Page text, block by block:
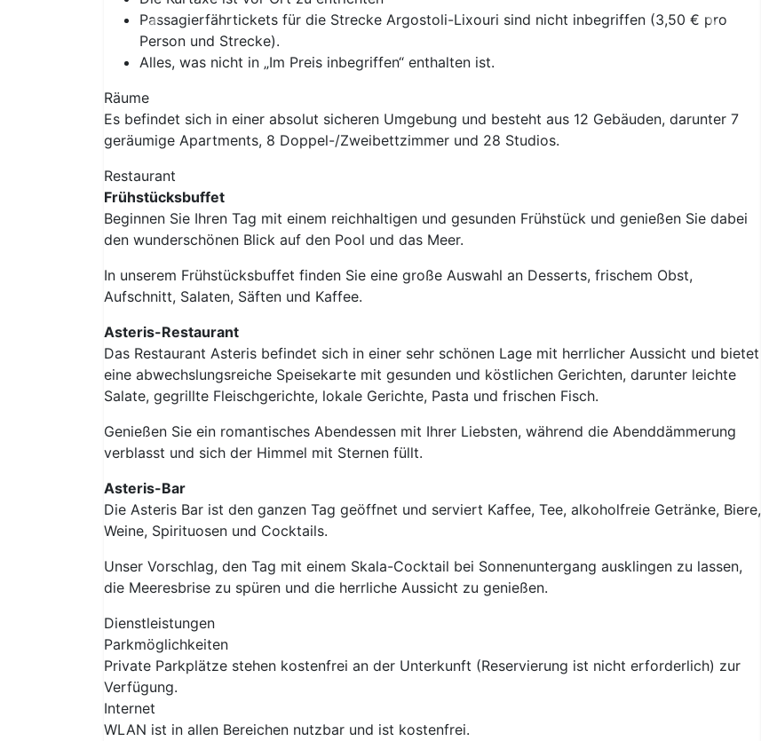
Previous
Passagierfährtickets für die Strecke Argostoli-Lixouri sind nicht inbegriffen (3,50 € pro
Person und Strecke).
Alles, was nicht in „Im Preis inbegriffen“ enthalten ist.
Räume
Es befindet sich in einer absolut sicheren Umgebung und besteht aus 12 Gebäuden, darunter 7
geräumige Apartments, 8 Doppel-/Zweibettzimmer und 28 Studios.
Restaurant
Frühstücksbuffet
Beginnen Sie Ihren Tag mit einem reichhaltigen und gesunden Frühstück und genießen Sie dabei
den wunderschönen Blick auf den Pool und das Meer.
In unserem Frühstücksbuffet finden Sie eine große Auswahl an Desserts, frischem Obst,
Aufschnitt, Salaten, Säften und Kaffee.
Asteris-Restaurant
Das Restaurant Asteris befindet sich in einer sehr schönen Lage mit herrlicher Aussicht und bietet
eine abwechslungsreiche Speisekarte mit gesunden und köstlichen Gerichten, darunter leichte
Salate, gegrillte Fleischgerichte, lokale Gerichte, Pasta und frischen Fisch.
Genießen Sie ein romantisches Abendessen mit Ihrer Liebsten, während die Abenddämmerung
verblasst und sich der Himmel mit Sternen füllt.
Asteris-Bar
Die Asteris Bar ist den ganzen Tag geöffnet und serviert Kaffee, Tee, alkoholfreie Getränke, Biere,
Weine, Spirituosen und Cocktails.
Unser Vorschlag, den Tag mit einem Skala-Cocktail bei Sonnenuntergang ausklingen zu lassen,
die Meeresbrise zu spüren und die herrliche Aussicht zu genießen.
Dienstleistungen
Parkmöglichkeiten
Private Parkplätze stehen kostenfrei an der Unterkunft (Reservierung ist nicht erforderlich) zur
Verfügung.
Internet
WLAN ist in allen Bereichen nutzbar und ist kostenfrei.